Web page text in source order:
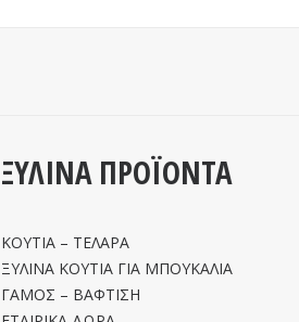
ΞΥΛΙΝΑ ΠΡΟΪΟΝΤΑ
ΚΟΥΤΙΑ – ΤΕΛΑΡΑ
ΞΥΛΙΝΑ ΚΟΥΤΙΑ ΓΙΑ ΜΠΟΥΚΑΛΙΑ
ΓΑΜΟΣ – ΒΑΦΤΙΣΗ